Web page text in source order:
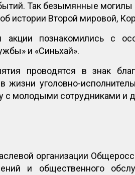
Так безымянные
истории Второй мировой,
познакомились с
и «Синьхай».
проводятся в знак
жизни уголовно-
с молодыми сотрудниками и
организации
и общественного